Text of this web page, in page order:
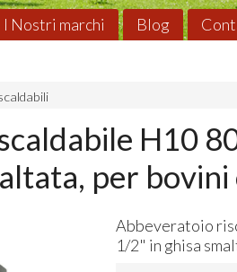
I Nostri marchi Blog
H10
per bovini
Abbeveratoio
1/2" in ghisa